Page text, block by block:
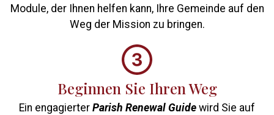
Module, der Ihnen helfen kann, Ihre Gemeinde auf den
Weg der Mission zu bringen.
Beginnen Sie Ihren Weg
Ein engagierter Parish Renewal Guide wird Sie auf